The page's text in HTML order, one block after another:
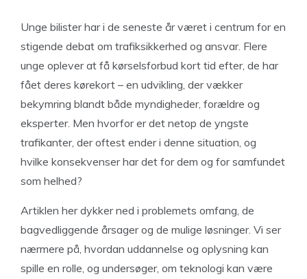
Unge bilister har i de seneste år været i centrum for en
stigende debat om trafiksikkerhed og ansvar. Flere
unge oplever at få kørselsforbud kort tid efter, de har
fået deres kørekort – en udvikling, der vækker
bekymring blandt både myndigheder, forældre og
eksperter. Men hvorfor er det netop de yngste
trafikanter, der oftest ender i denne situation, og
hvilke konsekvenser har det for dem og for samfundet
som helhed?
Artiklen her dykker ned i problemets omfang, de
bagvedliggende årsager og de mulige løsninger. Vi ser
nærmere på, hvordan uddannelse og oplysning kan
spille en rolle, og undersøger, om teknologi kan være